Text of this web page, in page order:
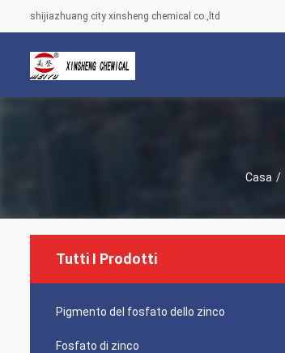
shijiazhuang city xinsheng chemical co.,ltd
Casa /
Tutti I Prodotti
Pigmento del fosfato dello zinco
Fosfato di zinco